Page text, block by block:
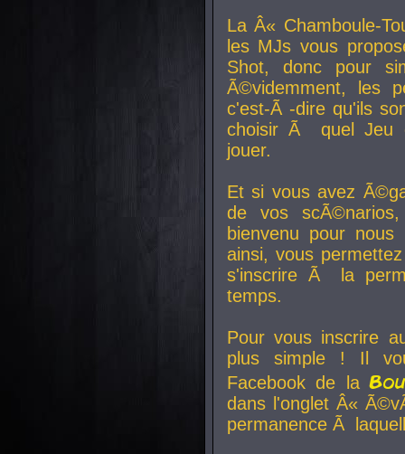
La Â« Chamboule-
les MJs vous
Shot, donc pour
Ã©videmment, les
c'est-Ã -dire qu'ils
choisir Ã quel Jeu
jouer.
Et si vous avez
de vos
bienvenu pour
ainsi, vous
s'inscrire Ã la
temps.
Pour vous inscrire
plus simple ! Il
Facebook de la
dans l'onglet Â«
permanence Ã